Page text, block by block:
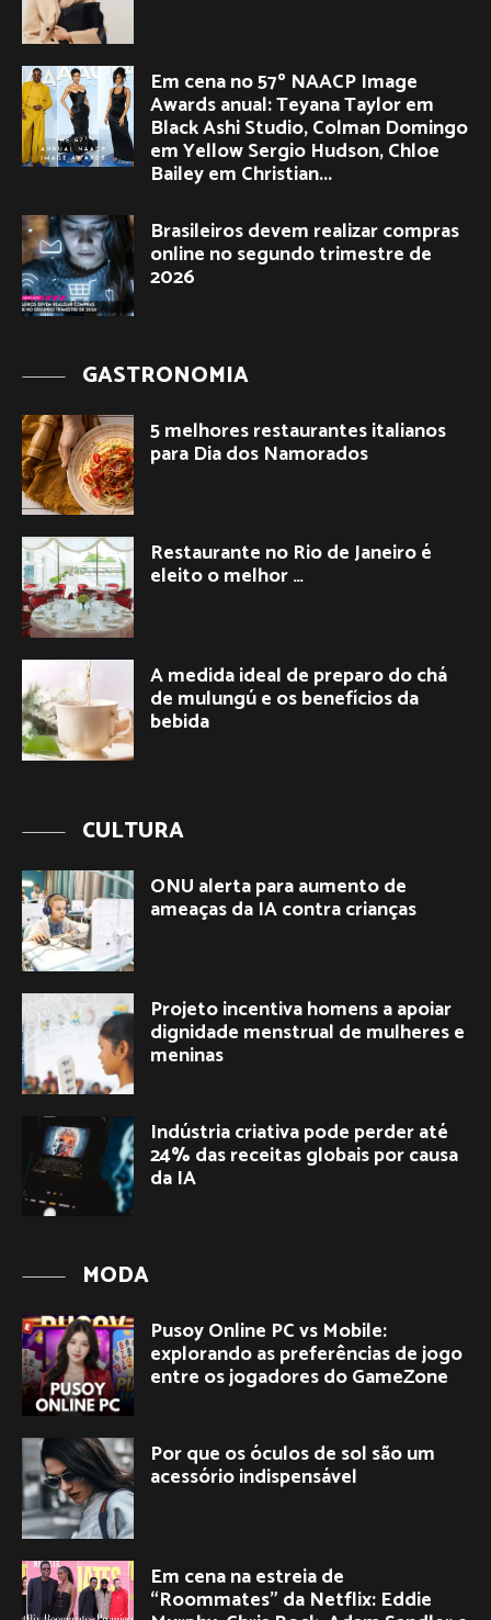
Em cena no 57º NAACP Image
Awards anual: Teyana Taylor em
Black Ashi Studio, Colman Domingo
em Yellow Sergio Hudson, Chloe
Bailey em Christian...
Brasileiros devem realizar compras
online no segundo trimestre de
2026
GASTRONOMIA
5 melhores restaurantes italianos
para Dia dos Namorados
Restaurante no Rio de Janeiro é
eleito o melhor …
A medida ideal de preparo do chá
de mulungú e os benefícios da
bebida
CULTURA
ONU alerta para aumento de
ameaças da IA contra crianças
Projeto incentiva homens a apoiar
dignidade menstrual de mulheres e
meninas
Indústria criativa pode perder até
24% das receitas globais por causa
da IA
MODA
Pusoy Online PC vs Mobile:
explorando as preferências de jogo
entre os jogadores do GameZone
Por que os óculos de sol são um
acessório indispensável
Em cena na estreia de
“Roommates” da Netflix: Eddie